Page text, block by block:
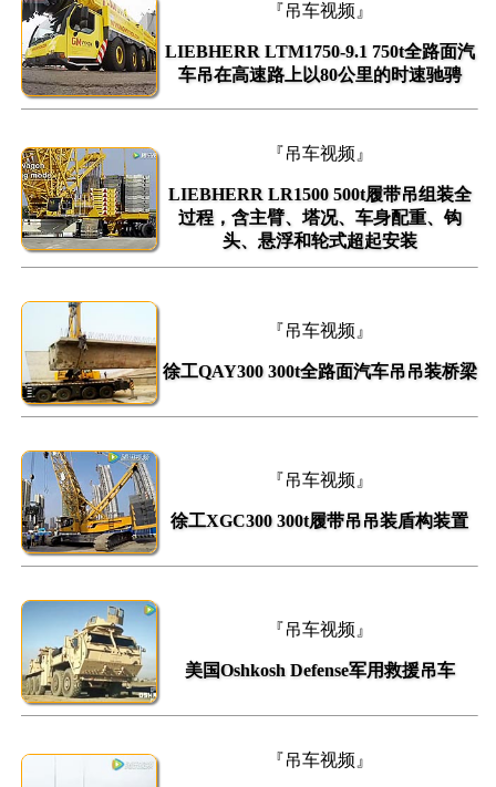
『吊车视频』
LIEBHERR LTM1750-9.1 750t全路面汽
车吊在高速路上以80公里的时速驰骋
『吊车视频』
LIEBHERR LR1500 500t履带吊组装全
过程，含主臂、塔况、车身配重、钩
头、悬浮和轮式超起安装
『吊车视频』
徐工QAY300 300t全路面汽车吊吊装桥梁
『吊车视频』
徐工XGC300 300t履带吊吊装盾构装置
『吊车视频』
美国Oshkosh Defense军用救援吊车
『吊车视频』